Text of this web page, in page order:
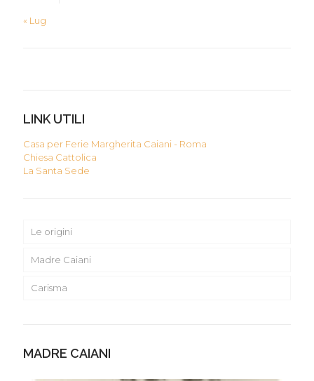
« Lug
LINK UTILI
Casa per Ferie Margherita Caiani - Roma
Chiesa Cattolica
La Santa Sede
Le origini
Madre Caiani
Carisma
MADRE CAIANI